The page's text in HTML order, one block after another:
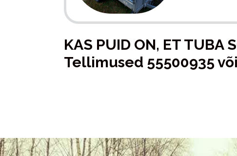
KAS PUID ON, ET TUBA
Tellimused 55500935